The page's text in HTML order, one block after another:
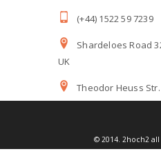
(+44) 1522 59 7239
Shardeloes Road
UK
Theodor Heuss Str.
© 2014. 2hoch2 all